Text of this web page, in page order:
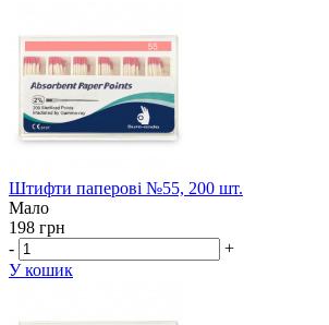
Штифти паперові №55, 200 шт.
Мало
198 грн
-
+
У кошик